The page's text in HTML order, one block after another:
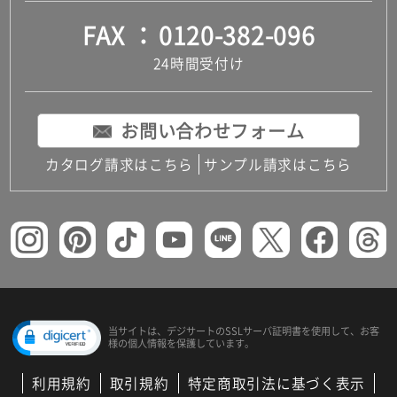
FAX 0120-382-096
24時間受付け
お問い合わせフォーム
カタログ請求はこちら サンプル請求はこちら
当サイトは、デジサートのSSLサーバ証明書を使用して、 お客
様の個人情報を保護しています。
利用規約 取引規約 特定商取引法に基づく表示